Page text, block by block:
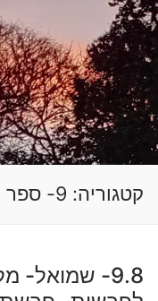
דלג
לתוכן
קטגוריה: 9- ספר שְׁמוּאֵל- מלכות דוד.
9.8- שמואל-